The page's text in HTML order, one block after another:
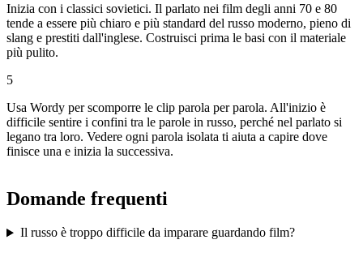
Inizia con i classici sovietici. Il parlato nei film degli anni 70 e 80
tende a essere più chiaro e più standard del russo moderno, pieno di
slang e prestiti dall'inglese. Costruisci prima le basi con il materiale
più pulito.
5
Usa Wordy per scomporre le clip parola per parola. All'inizio è
difficile sentire i confini tra le parole in russo, perché nel parlato si
legano tra loro. Vedere ogni parola isolata ti aiuta a capire dove
finisce una e inizia la successiva.
Domande frequenti
Il russo è troppo difficile da imparare guardando film?